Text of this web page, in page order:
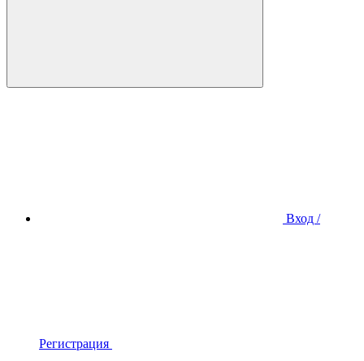
Вход /
Регистрация